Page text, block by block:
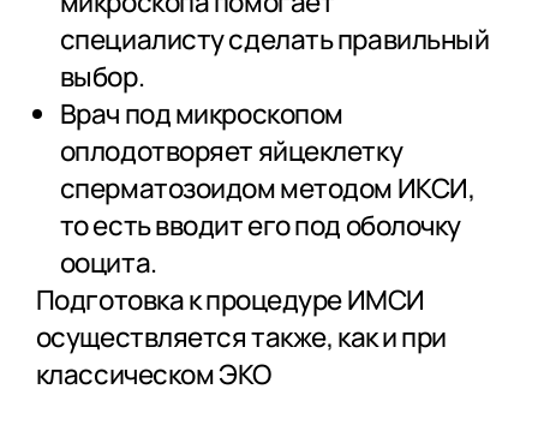
специалисту сделать правильный
выбор.
Врач под микроскопом
оплодотворяет яйцеклетку
сперматозоидом методом ИКСИ,
то есть вводит его под оболочку
ооцита.
Подготовка к процедуре ИМСИ
осуществляется также, как и при
классическом ЭКО